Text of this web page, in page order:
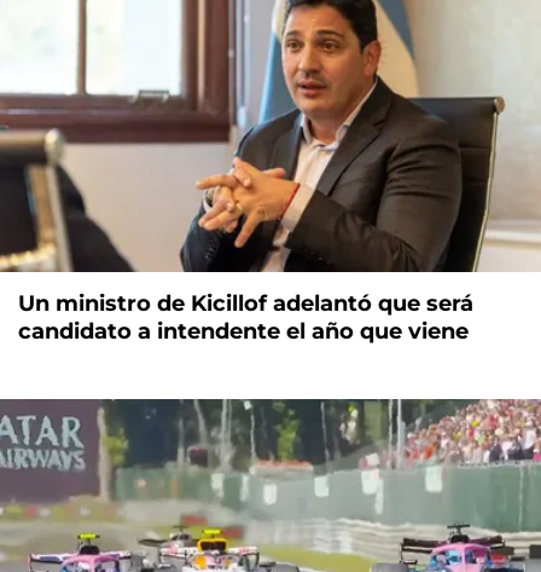
Un ministro de Kicillof adelantó que será
candidato a intendente el año que viene